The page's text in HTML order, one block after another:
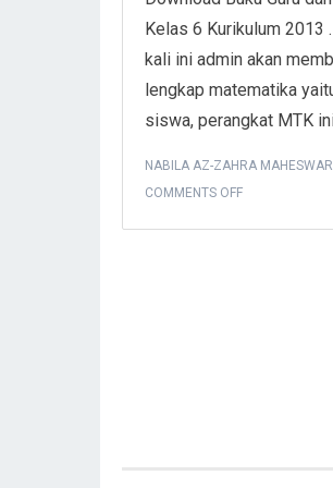
Kelas 6 Kurikulum 2013
kali ini admin akan
lengkap matematika
siswa, perangkat MTK
NABILA AZ-ZAHRA MAHESWARI
COMMENTS OFF